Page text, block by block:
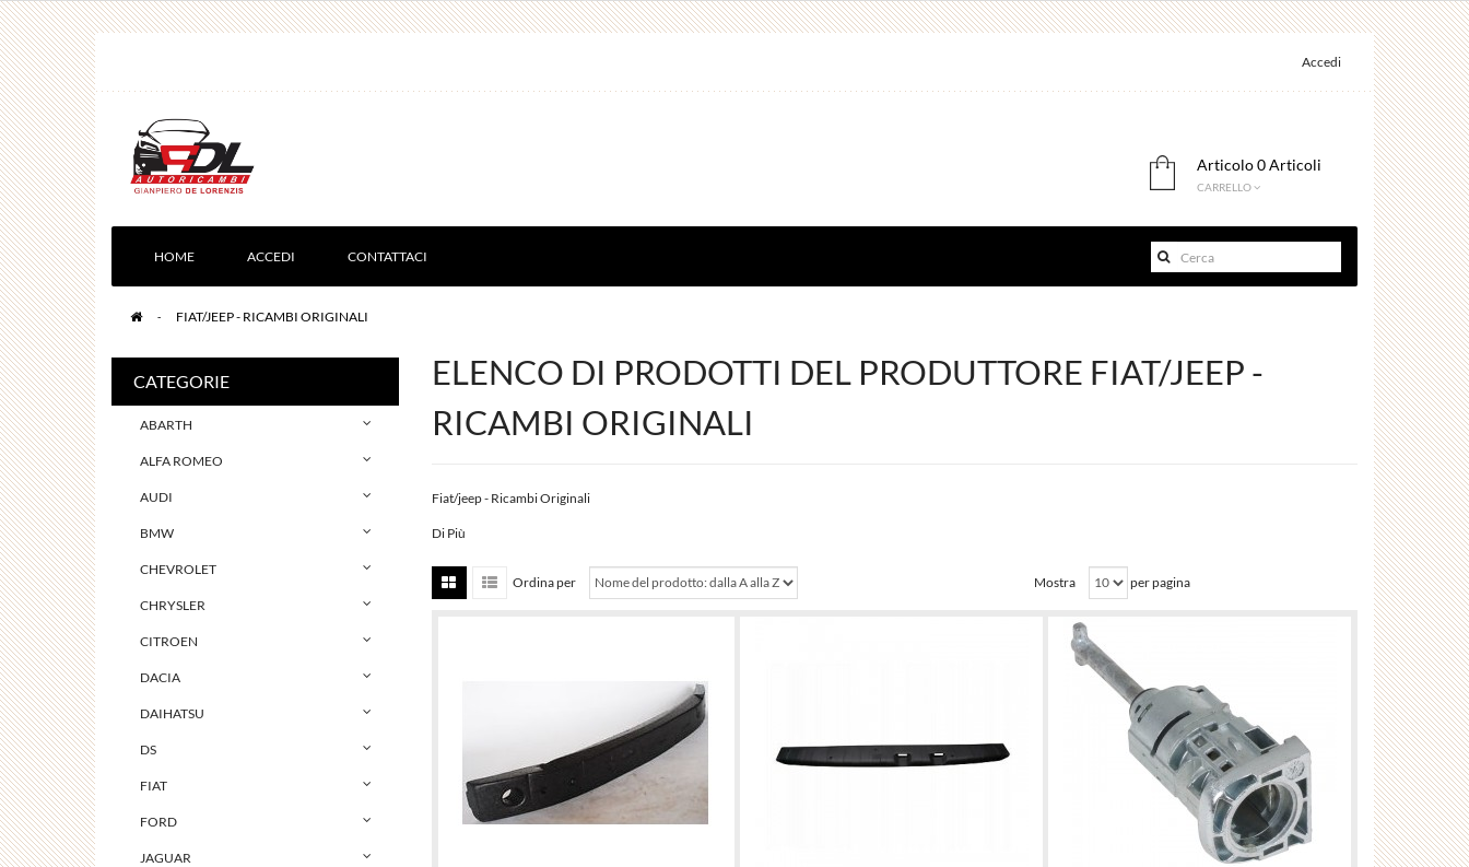
Accedi
Articolo0 Articoli
CARRELLO
HOME ACCEDI CONTATTACI
> FIAT/JEEP - RICAMBI ORIGINALI
CATEGORIE
ABARTH
ALFA ROMEO
AUDI
BMW
CHEVROLET
CHRYSLER
CITROEN
DACIA
DAIHATSU
DS
FIAT
FORD
JAGUAR
ELENCO DI PRODOTTI DEL PRODUTTORE FIAT/JEEP -
RICAMBI ORIGINALI
Fiat/jeep - Ricambi Originali
Di Più
Ordina per Mostra per pagina